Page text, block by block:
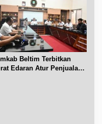
Beltim Terbitkan
Edaran Atur Penjualan